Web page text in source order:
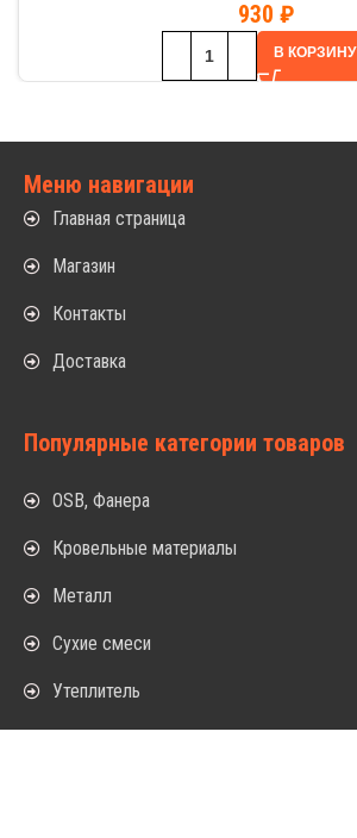
930 ₽
В КОРЗИНУ
Меню навигации
Главная страница
Магазин
Контакты
Доставка
Популярные категории товаров
OSB, Фанера
Кровельные материалы
Металл
Сухие смеси
Утеплитель